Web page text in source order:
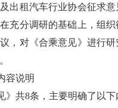
出租汽车行业协会征求
充分调研的基础上，组织
，对《合乘意见》进行研
容说明
》共8条，主要明确了以下